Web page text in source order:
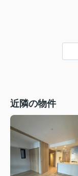
近隣の物件